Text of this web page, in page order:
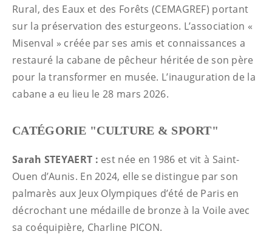
Rural, des Eaux et des Forêts (CEMAGREF) portant
sur la préservation des esturgeons. L’association «
Misenval » créée par ses amis et connaissances a
restauré la cabane de pêcheur héritée de son père
pour la transformer en musée. L’inauguration de la
cabane a eu lieu le 28 mars 2026.
CATÉGORIE "CULTURE & SPORT"
Sarah STEYAERT : est née en 1986 et vit à Saint-
Ouen d’Aunis. En 2024, elle se distingue par son
palmarès aux Jeux Olympiques d’été de Paris en
décrochant une médaille de bronze à la Voile avec
sa coéquipière, Charline PICON.